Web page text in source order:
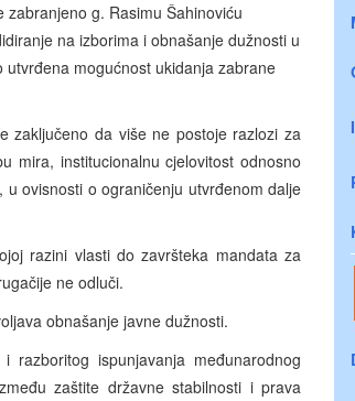
g. Rasimu Šahinoviću
na izborima i obnašanje dužnosti u
utvrđena mogućnost ukidanja zabrane
zaključeno da više ne postoje razlozi za
mira, institucionalnu cjelovitost odnosno
ovisnosti o ograničenju utvrđenom dalje
razini vlasti do završteka mandata za
ne odluči.
obnašanje javne dužnosti.
razboritog ispunjavanja međunarodnog
zaštite državne stabilnosti i prava